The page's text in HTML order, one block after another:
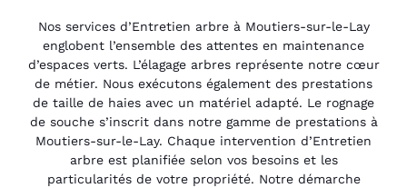
Nos services d’Entretien arbre à Moutiers-sur-le-Lay
englobent l’ensemble des attentes en maintenance
d’espaces verts. L’élagage arbres représente notre cœur
de métier. Nous exécutons également des prestations
de taille de haies avec un matériel adapté. Le rognage
de souche s’inscrit dans notre gamme de prestations à
Moutiers-sur-le-Lay. Chaque intervention d’Entretien
arbre est planifiée selon vos besoins et les
particularités de votre propriété. Notre démarche